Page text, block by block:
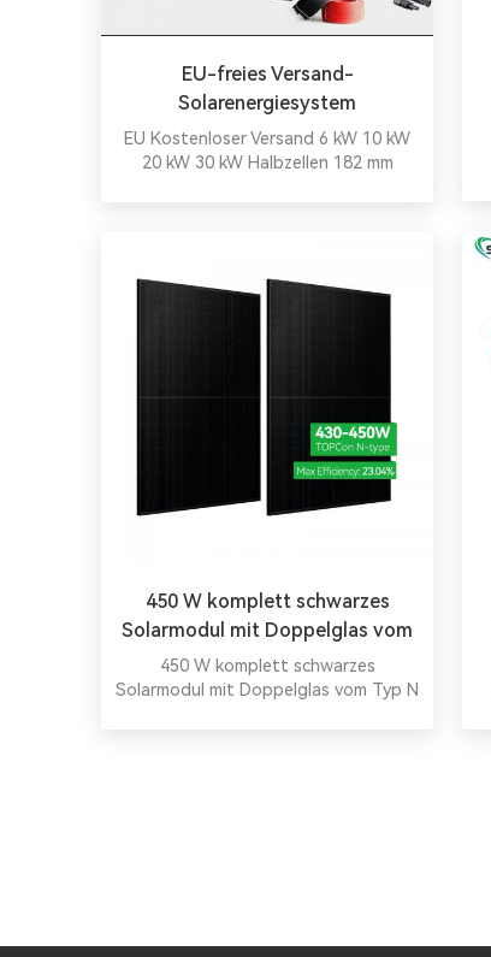
EU-freies Versand-
Solarenergiesystem
EU Kostenloser Versand 6 kW 10 kW
20 kW 30 kW Halbzellen 182 mm
450 W komplett schwarzes
Solarmodul mit Doppelglas vom
Typ N
450 W komplett schwarzes
Solarmodul mit Doppelglas vom Typ N